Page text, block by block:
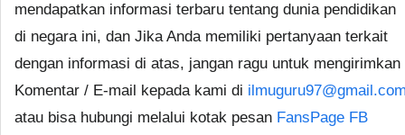
mendapatkan informasi terbaru tentang dunia pendidikan
di negara ini, dan Jika Anda memiliki pertanyaan terkait
dengan informasi di atas, jangan ragu untuk mengirimkan
Komentar / E-mail kepada kami di
atau bisa hubungi melalui kotak pesan FansPage FB